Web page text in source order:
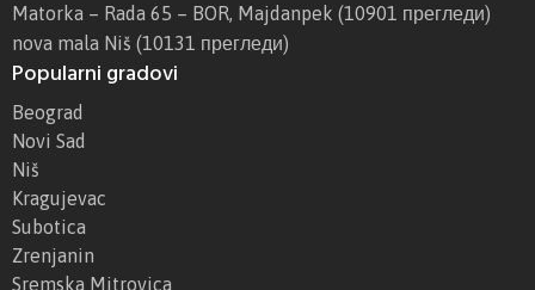
Matorka – Rada 65 – BOR, Majdanpek (10901 прегледи)
nova mala Niš (10131 прегледи)
Popularni gradovi
Beograd
Novi Sad
Niš
Kragujevac
Subotica
Zrenjanin
Sremska Mitrovica